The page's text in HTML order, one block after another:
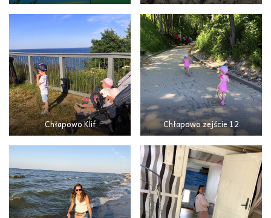
Chłapowo Klif Chłapowo zejście 12